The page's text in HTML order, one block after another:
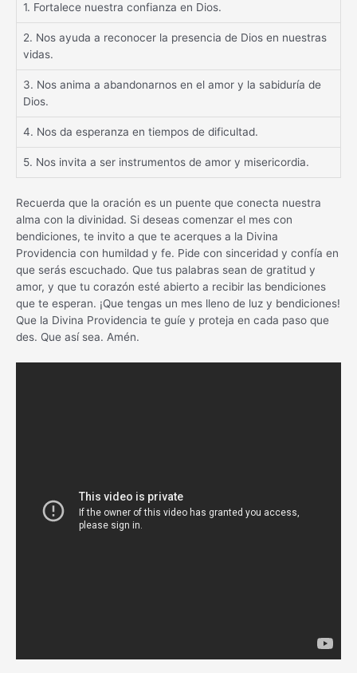
1. Fortalece nuestra confianza en Dios.
2. Nos ayuda a reconocer la presencia de Dios en nuestras
vidas.
3. Nos anima a abandonarnos en el amor y la sabiduría de
Dios.
4. Nos da esperanza en tiempos de dificultad.
5. Nos invita a ser instrumentos de amor y misericordia.
Recuerda que la oración es un puente que conecta nuestra
alma con la divinidad. Si deseas comenzar el mes con
bendiciones, te invito a que te acerques a la Divina
Providencia con humildad y fe. Pide con sinceridad y confía en
que serás escuchado. Que tus palabras sean de gratitud y
amor, y que tu corazón esté abierto a recibir las bendiciones
que te esperan. ¡Que tengas un mes lleno de luz y bendiciones!
Que la Divina Providencia te guíe y proteja en cada paso que
des. Que así sea. Amén.